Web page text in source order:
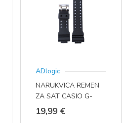
varijanti.
Opcije
mogu
odabrati
na
ADlogic
NARUKVICA REMEN
ZA SAT CASIO G-
SHOCK GA-100 / GA-
110 / GA-120
19,99 €